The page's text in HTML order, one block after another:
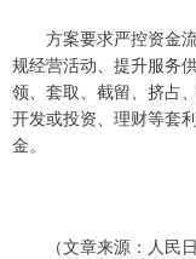
方案要求严控资金流
规经营活动、提升服务
领、套取、截留、挤占
开发或投资、理财等套
金。
（文章来源：人民日